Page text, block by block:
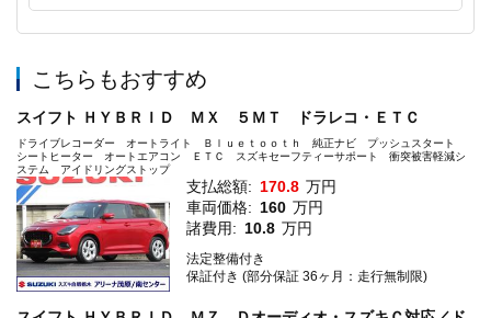
こちらもおすすめ
スイフト ＨＹＢＲＩＤ ＭＸ ５ＭＴ ドラレコ・ＥＴＣ
ドライブレコーダー オートライト Ｂｌｕｅｔｏｏｔｈ 純正ナビ プッシュスタート
シートヒーター オートエアコン ＥＴＣ スズキセーフティーサポート 衝突被害軽減シ
ステム アイドリングストップ
支払総額: 170.8 万円
車両価格: 160 万円
諸費用: 10.8 万円
法定整備付き
保証付き (部分保証 36ヶ月：走行無制限)